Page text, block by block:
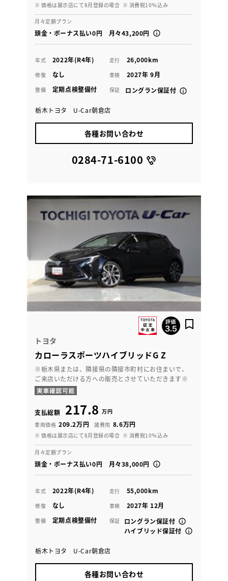
※ 価格は展示店にて8月登録の場合 ※ 消費税10％込み
月々定額プラン
頭金・ボーナス払い0円 月々43,200円
年式 2022年(R4年) 走行 26,000km
修復 なし 車検 2027年 9月
整備 定期点検整備付 保証 ロングラン保証付
栃木トヨタ U-Car朝倉店
各種お問い合わせ
0284-71-6100
トヨタ
カローラスポーツハイブリッドG Z
※栃木県または、隣接県の隣接市町村にお住まいで、
ご来店いただける方への販売とさせていただきます※
支払総額 217.8 万円
車両価格 209.2万円 諸費用 8.6万円
※ 価格は展示店にて8月登録の場合 ※ 消費税10％込み
月々定額プラン
頭金・ボーナス払い0円 月々38,000円
年式 2022年(R4年) 走行 55,000km
修復 なし 車検 2027年 12月
整備 定期点検整備付 保証
ロングラン保証付
ハイブリッド保証付
栃木トヨタ U-Car朝倉店
各種お問い合わせ